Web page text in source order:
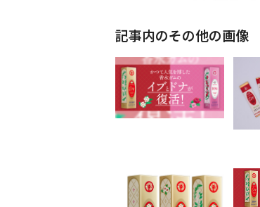
記事内のその他の画像